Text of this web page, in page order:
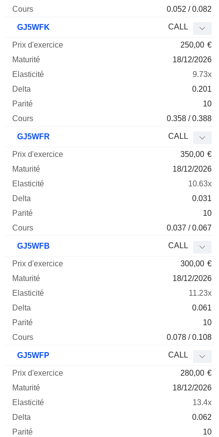
0.052 / 0.082
GJ5WFK CALL
250,00 €
18/12/2026
9.73x
0.201
10
0.358 / 0.388
GJ5WFR CALL
350,00 €
18/12/2026
10.63x
0.031
10
0.037 / 0.067
GJ5WFB CALL
300,00 €
18/12/2026
11.23x
0.061
10
0.078 / 0.108
GJ5WFP CALL
280,00 €
18/12/2026
13.4x
0.062
10